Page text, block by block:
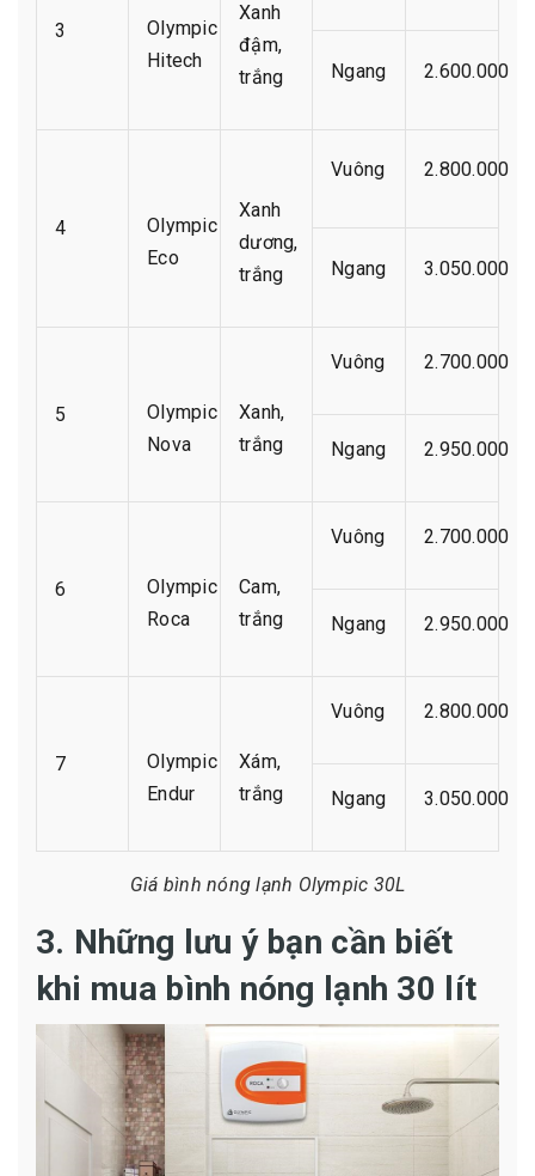
3
Olympic
Hitech
Xanh
đậm,
trắng
Ngang 2.600.000
4
Olympic
Eco
Xanh
dương,
trắng
Vuông 2.800.000
Ngang 3.050.000
5
Olympic
Nova
Xanh,
trắng
Vuông 2.700.000
Ngang 2.950.000
6
Olympic
Roca
Cam,
trắng
Vuông 2.700.000
Ngang 2.950.000
7
Olympic
Endur
Xám,
trắng
Vuông 2.800.000
Ngang 3.050.000
Giá bình nóng lạnh Olympic 30L
3. Những lưu ý bạn cần biết
khi mua bình nóng lạnh 30 lít